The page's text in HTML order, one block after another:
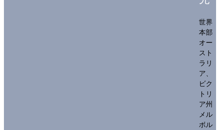
世界
本部
オー
スト
ラリ
ア、
ビク
トリ
ア州
メル
ボル